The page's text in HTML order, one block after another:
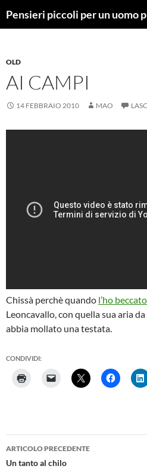
Pensieri piccoli per un uomo
OLD
AI CAMPI
14 FEBBRAIO 2010 MAO
Chissà perchè quando l’ho beccato
Leoncavallo, con quella sua aria
abbia mollato una testata.
CONDIVIDI:
Navigazione
articolo
ARTICOLO PRECEDENTE
Un tanto al chilo